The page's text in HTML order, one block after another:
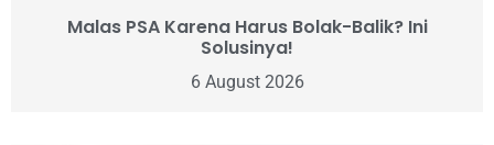
Malas PSA Karena Harus Bolak-Balik? Ini
Solusinya!
6 August 2026